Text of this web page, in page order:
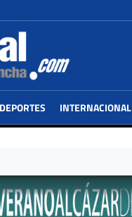
DEPORTES INTERNACIONAL